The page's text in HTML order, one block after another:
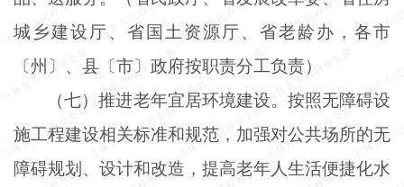
城乡建设厅、省国土资源厅、省老龄办，各市
〔州〕、县〔市〕政府按职责分工负责）
（七）推进老年宜居环境建设。按照无障碍设
施工程建设相关标准和规范，加强对公共场所的无
障碍规划、设计和改造，提高老年人生活便捷化水